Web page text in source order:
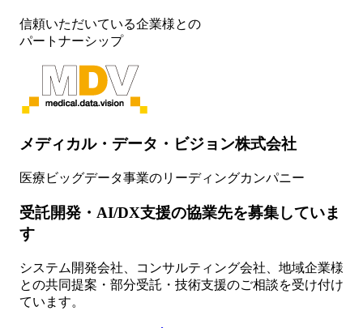
信頼いただいている企業様との
パートナーシップ
メディカル・データ・ビジョン株式会社
医療ビッグデータ事業のリーディングカンパニー
受託開発・AI/DX支援の協業先を募集していま
す
システム開発会社、コンサルティング会社、地域企業様
との共同提案・部分受託・技術支援のご相談を受け付け
ています。